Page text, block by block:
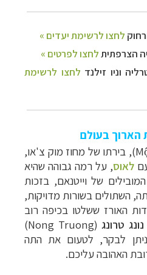
הארוך בעולם
), בירתו של מחוז מוק צ'או,
לאוס, על רמה גבוהה שהיא
של וייטנאם, בזכות
השתולים בשורות מדויקות,
האורז ששלטו בכיפה רוב
נונג טרונג(
Nong Truong
)
לבקר, לטעום את התה
האהובה עליכם.